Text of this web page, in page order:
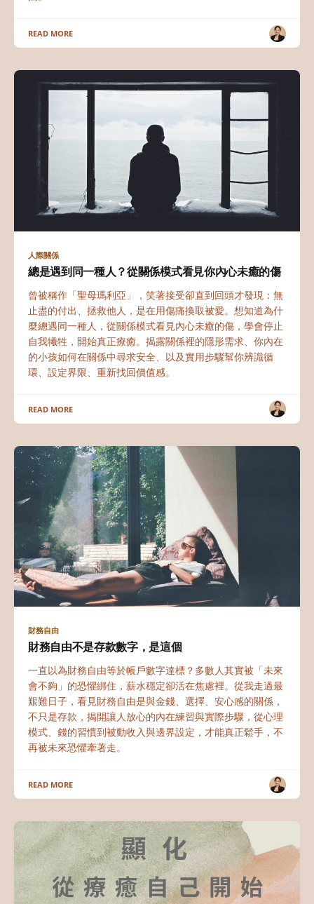
READ MORE
人際關係
總是遇到同一種人？從關係模式看見你內心未癒的傷
曾被稱作「聖母瑪利亞」，笑著接受卻直到回頭才發現：無
止盡的付出、拯救他人，是在用傷痛換取被愛。想知道為什
麼總遇同一種人，從關係模式看見內心未癒的傷，學會停止
自我犧牲，開始真正療癒。揭露關係裡的隱形需求、你內在
的小孩如何在關係中尋求安全、以及實用步驟幫你辨識循
環、設定界限、重新找回價值感。
READ MORE
財務自由
財務自由不是存款數字，是這個
一直以為財務自由等於帳戶數字達標？多數人其實被「未來
會不夠」的恐懼綁住，薪水穩定卻活在焦慮裡。從我走過最
艱難日子，看見財務自由是與金錢、選擇、安心感的關係，
不只是存款，揭開讓人放心的內在練習與實際步驟，從心理
模式、錢的習慣到被動收入與邊界設定，才能真正鬆手，不
再被未來恐懼牽著走。
READ MORE